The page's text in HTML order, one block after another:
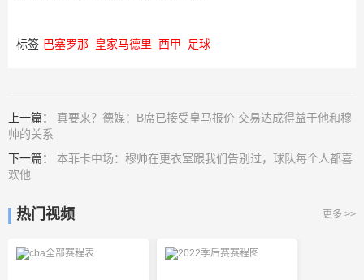
标签 巴塞罗那 皇家马德里 西甲 足球
上一篇： 真要来？德媒：B席已接受皇马报价 交易达成得益于他和穆
帅的关系
下一篇： 本菲卡中场：穆帅在更衣室跟我们告别过，球队每个人都喜
欢他
热门视频 更多 >>